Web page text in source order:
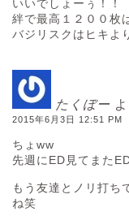
いいでしょーぅ！！
絆で最高１２００枚
バジリスクはヒキよ
たくぼー
2015年6月3日 12:51 PM
ちょww
先週にED見てまた
もう友達とノリ打ち
ね笑